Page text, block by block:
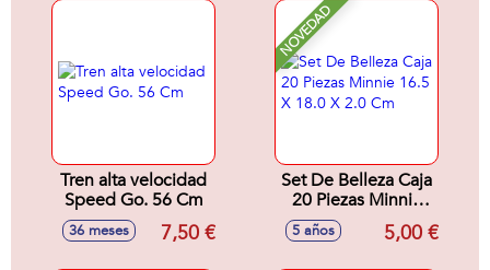
Tren alta velocidad
Speed Go. 56 Cm
36 meses 7,50 €
NOVEDAD
Set De Belleza Caja
20 Piezas Minnie
16.5 X 18.0 X 2.0
5 años 5,00 €